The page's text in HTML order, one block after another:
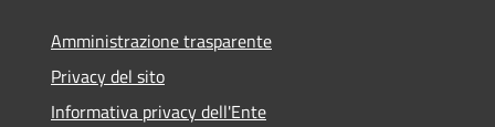
Amministrazione trasparente
Privacy del sito
Informativa privacy dell'Ente